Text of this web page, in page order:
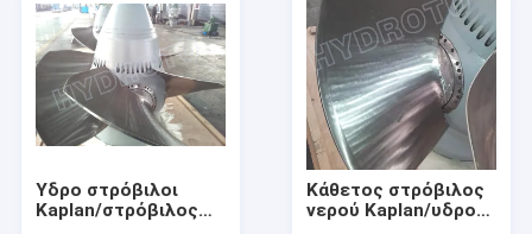
Υδρο στρόβιλοι
Kaplan/στρόβιλος
Κάθετος στρόβιλος
νερού Kaplan/υδρο